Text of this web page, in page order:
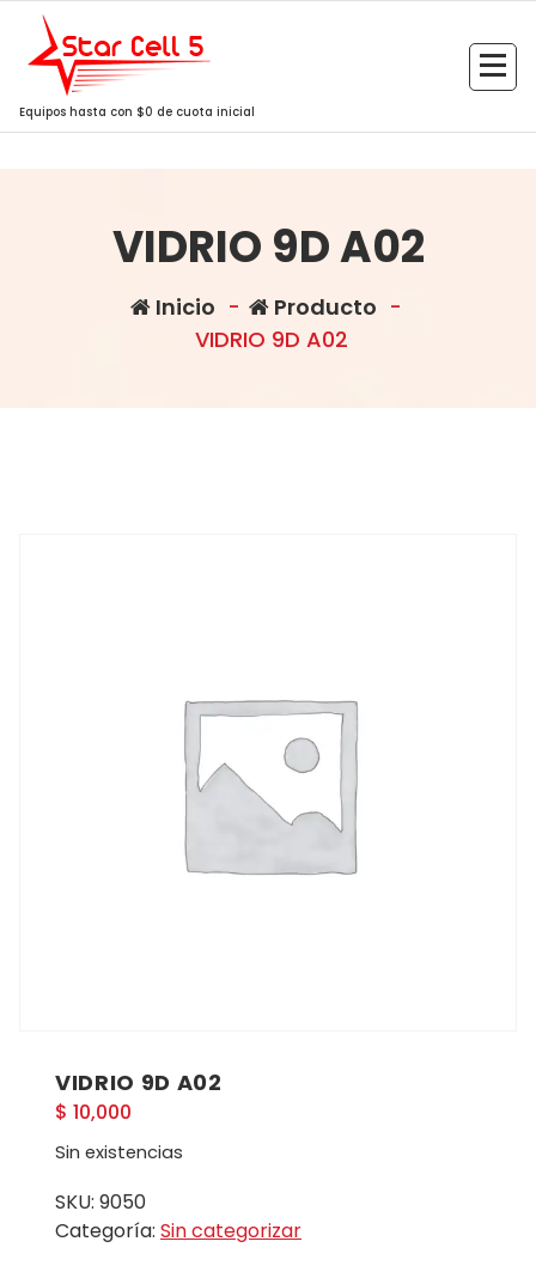
Saltar
contenido
Equipos hasta con $0 de cuota inicial
VIDRIO 9D A02
Inicio - Producto -
VIDRIO 9D A02
VIDRIO 9D A02
$ 10,000
Sin existencias
SKU: 9050
Categoría: Sin categorizar